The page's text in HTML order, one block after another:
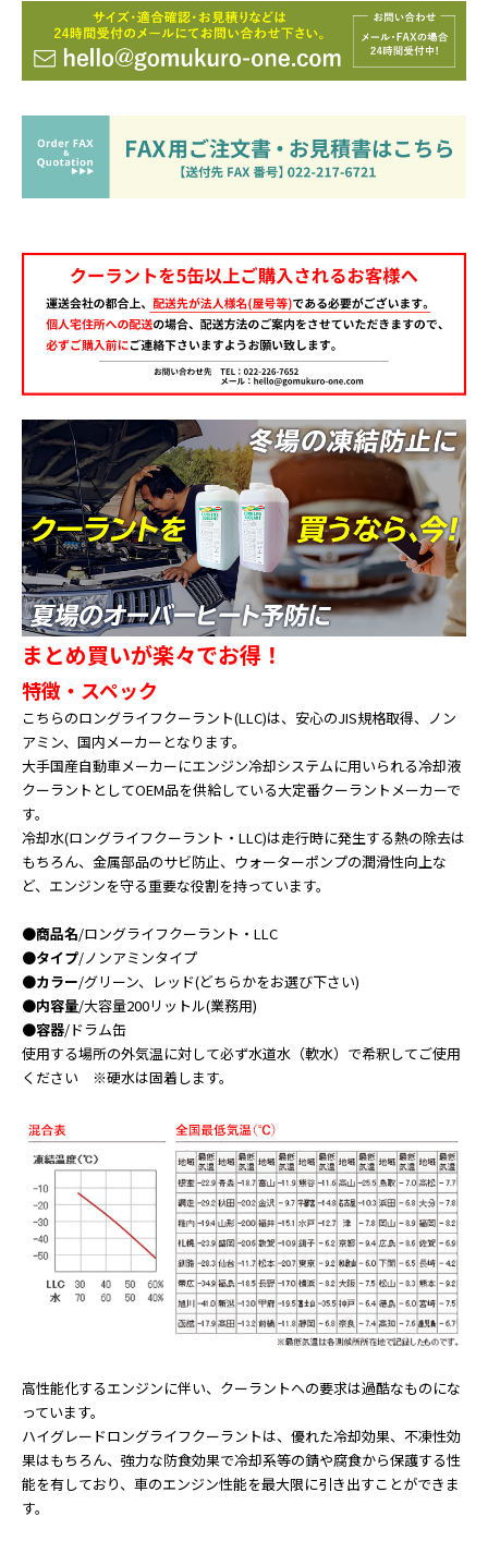
まとめ買いが楽々でお得！
特徴・スペック
こちらのロングライフクーラント(LLC)は、安心のJIS規格取得、ノン
アミン、国内メーカーとなります。
大手国産自動車メーカーにエンジン冷却システムに用いられる冷却液
クーラントとしてOEM品を供給している大定番クーラントメーカーで
す。
冷却水(ロングライフクーラント・LLC)は走行時に発生する熱の除去は
もちろん、金属部品のサビ防止、ウォーターポンプの潤滑性向上な
ど、エンジンを守る重要な役割を持っています。
●商品名/ロングライフクーラント・LLC
●タイプ/ノンアミンタイプ
●カラー/グリーン、レッド(どちらかをお選び下さい)
●内容量/大容量200リットル(業務用)
●容器/ドラム缶
使用する場所の外気温に対して必ず水道水（軟水）で希釈してご使用
ください ※硬水は固着します。
高性能化するエンジンに伴い、クーラントへの要求は過酷なものにな
っています。
ハイグレードロングライフクーラントは、優れた冷却効果、不凍性効
果はもちろん、強力な防食効果で冷却系等の錆や腐食から保護する性
能を有しており、車のエンジン性能を最大限に引き出すことができま
す。